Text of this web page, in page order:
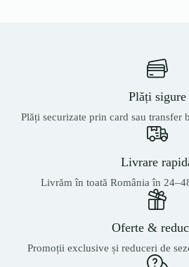
Plăți sigure
Plăți securizate prin card sau transfer
Livrare
Livrăm în toată România în
Oferte &
Promoții exclusive și reduceri de